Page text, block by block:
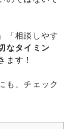
「相談しやす
なタイミン
ます！
も、チェック